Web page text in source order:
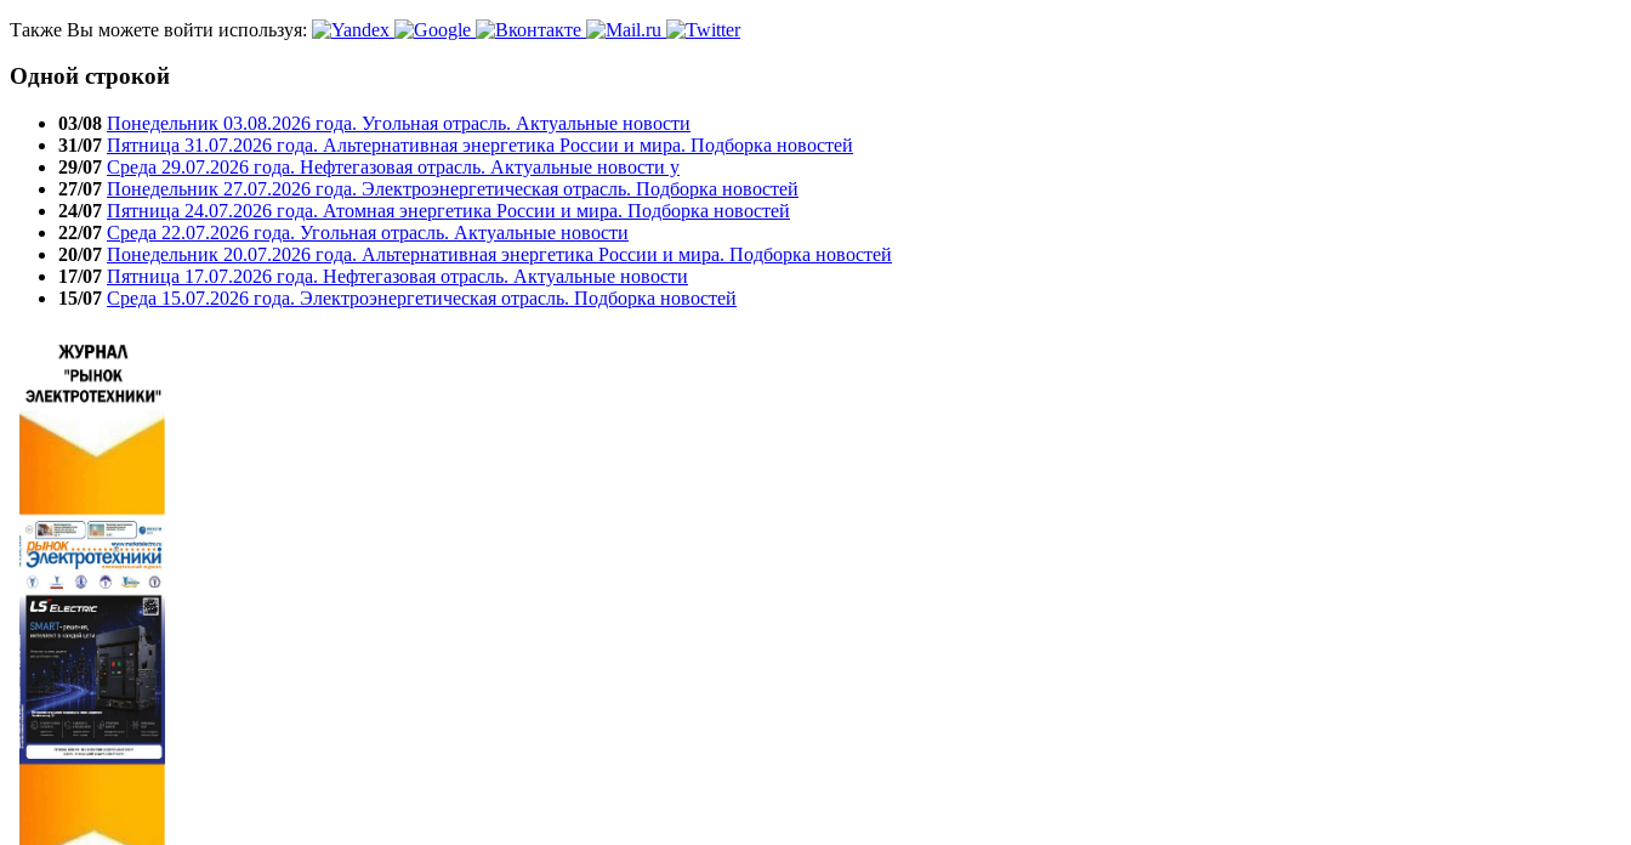
Также Вы можете войти используя:
Одной строкой
03/08 Понедельник 03.08.2026 года. Угольная отрасль. Актуальные новости
31/07 Пятница 31.07.2026 года. Альтернативная энергетика России и мира. Подборка новостей
29/07 Среда 29.07.2026 года. Нефтегазовая отрасль. Актуальные новости у
27/07 Понедельник 27.07.2026 года. Электроэнергетическая отрасль. Подборка новостей
24/07 Пятница 24.07.2026 года. Атомная энергетика России и мира. Подборка новостей
22/07 Среда 22.07.2026 года. Угольная отрасль. Актуальные новости
20/07 Понедельник 20.07.2026 года. Альтернативная энергетика России и мира. Подборка новостей
17/07 Пятница 17.07.2026 года. Нефтегазовая отрасль. Актуальные новости
15/07 Среда 15.07.2026 года. Электроэнергетическая отрасль. Подборка новостей